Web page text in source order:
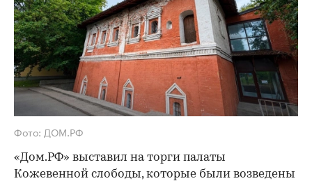
Фото: ДОМ.РФ
«Дом.РФ» выставил на торги палаты
Кожевенной слободы, которые были возведены